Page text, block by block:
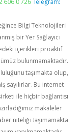
606 0 726 Telegram:
Bilgi Teknolojileri
bir Yer Sağlayıcı
içerikleri proaktif
bulunmamaktadır.
taşımakta olup,
sayılırlar. Bu internet
ile hiçbir bağlantısı
makaleler
niteliği taşımamakta